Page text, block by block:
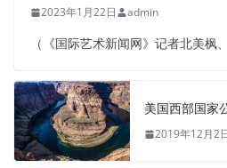
2023年1月22日 admin
（《国际艺术新闻网》记者北美枫
美国西部国家
2019年12月2